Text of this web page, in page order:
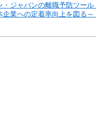
・ジャパンの離職予防ツー
企業への定着率向上を図る